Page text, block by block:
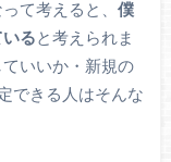
て考えると、 僕
ると考えられま
いいか・新規の
できる人はそんな